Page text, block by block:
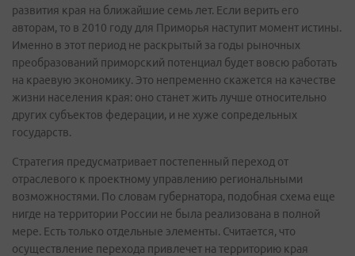
развития края на ближайшие семь лет. Если верить его
авторам, то в 2010 году для Приморья наступит момент истины.
Именно в этот период не раскрытый за годы рыночных
преобразований приморский потенциал будет вовсю работать
на краевую экономику. Это непременно скажется на качестве
жизни населения края: оно станет жить лучше относительно
других субъектов федерации, и не хуже сопредельных
государств.
Стратегия предусматривает постепенный переход от
отраслевого к проектному управлению региональными
возможностями. По словам губернатора, подобная схема еще
нигде на территории России не была реализована в полной
мере. Есть только отдельные элементы. Считается, что
осуществление перехода привлечет на территорию края